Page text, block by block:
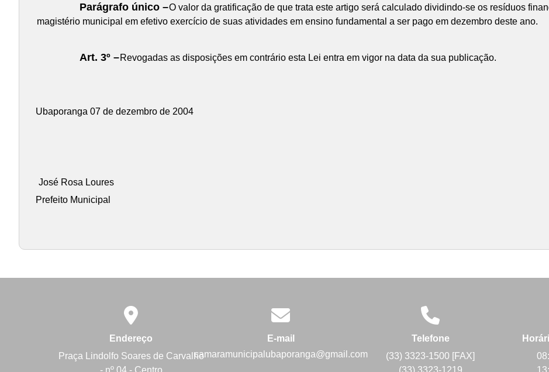
Parágrafo único –O valor da gratificação de que trata este artigo será calculado dividindo-se os resíduos
magistério municipal em efetivo exercício de suas atividades em ensino fundamental a ser pago em dezembro deste ano.
Art. 3º –Revogadas as disposições em contrário esta Lei entra em vigor na data da sua publicação.
Ubaporanga 07 de dezembro de 2004
José Rosa Loures
Prefeito Municipal
Endereço
Praça Lindolfo Soares de Carvalho
- nº 04 - Centro
E-mail
camaramunicipalubaporanga@gmail.com
Telefone
(33) 3323-1500 [FAX]
(33) 3323-1219